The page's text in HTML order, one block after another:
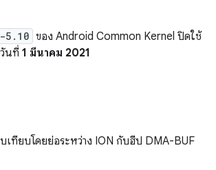
5.10 ของ Android Common Kernel ปิดใช้
นที่ 1 มีนาคม 2021
เทียบโดยย่อระหว่าง ION กับฮีป DMA-BUF